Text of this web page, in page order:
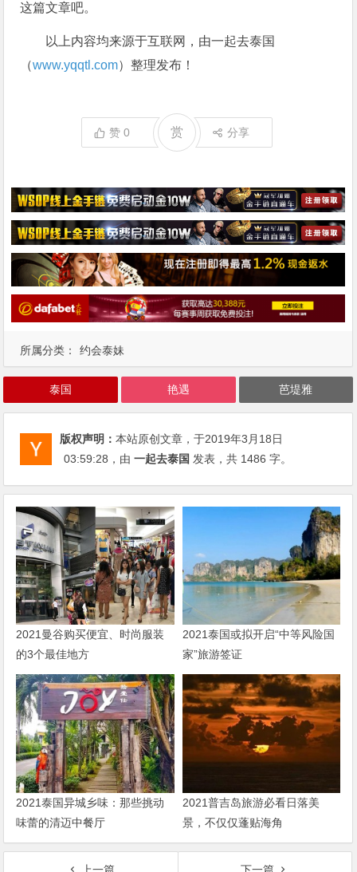
所属分类： 约会泰妹
这篇文章吧。
以上内容均来源于互联网，由一起去泰国
（www.yqqtl.com）整理发布！
赞0 赏 分享
泰国 艳遇 芭堤雅
版权声明：本站原创文章，于2019年3月18日
03:59:28 ，由一起去泰国 发表，共 1486 字。
2021曼谷购买便宜、时尚服装
的3个最佳地方
2021泰国或拟开启“中等风险国
家”旅游签证
2021泰国异城乡味：那些挑动
味蕾的清迈中餐厅
2021普吉岛旅游必看日落美
景，不仅仅蓬贴海角